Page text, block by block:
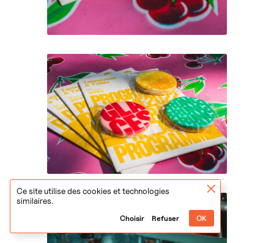
Ce site utilise des cookies et technologies
similaires.
OK
Refuser
Choisir